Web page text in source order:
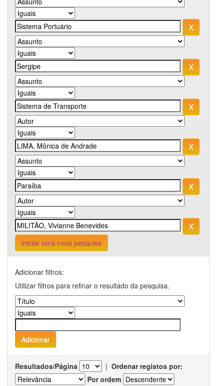
Iniciar uma nova pesquisa
Adicionar filtros:
Utilizar filtros para refinar o resultado da pesquisa.
Resultados/Página | Ordenar registos por:
Por ordem